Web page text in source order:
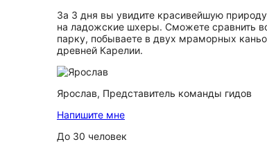
За 3 дня вы увидите красивейшую
на ладожские шхеры. Сможете сравнить
парку, побываете в двух мраморных
древней Карелии.
Ярослав, Представитель команды гидов
Напишите мне
До 30 человек